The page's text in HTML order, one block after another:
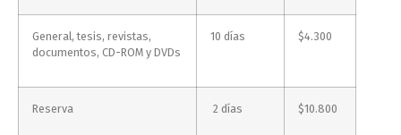
General, tesis, revistas,
documentos, CD-ROM y DVDs
10 días $4.300
Reserva 2 días $10.800